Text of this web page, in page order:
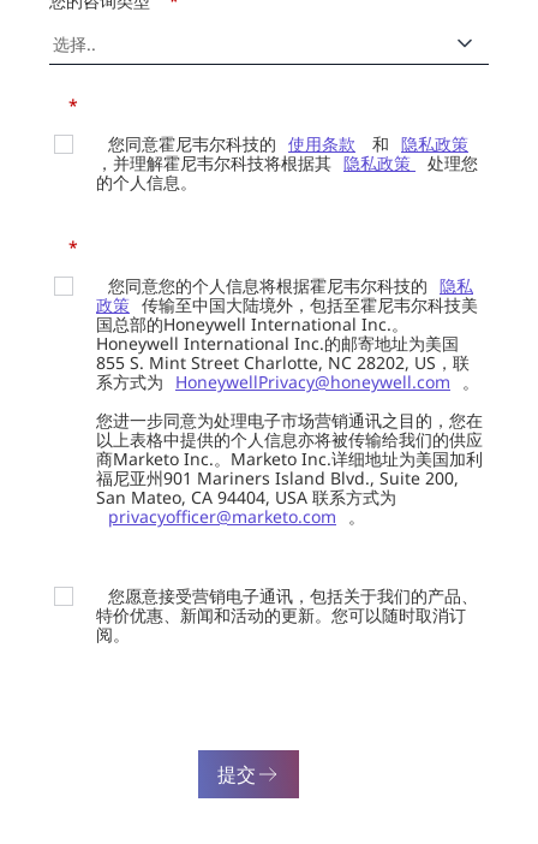
*
您同意霍尼韦尔科技的 使用条款 和 隐私政策
，并理解霍尼韦尔科技将根据其 隐私政策
处理您
的个人信息。
*
您同意您的个人信息将根据霍尼韦尔科技的 隐私
政策 传输至中国大陆境外，包括至霍尼韦尔科技美
国总部的Honeywell International Inc.。
Honeywell International Inc.的邮寄地址为美国
855 S. Mint Street Charlotte, NC 28202, US，联
系方式为
HoneywellPrivacy@honeywell.com
。
您进一步同意为处理电子市场营销通讯之目的，您在
以上表格中提供的个人信息亦将被传输给我们的供应
商Marketo Inc.。Marketo Inc.详细地址为美国加利
福尼亚州901 Mariners Island Blvd., Suite 200,
San Mateo, CA 94404, USA 联系方式为
privacyofficer@marketo.com
。
您愿意接受营销电子通讯，包括关于我们的产品、
特价优惠、新闻和活动的更新。您可以随时取消订
阅。
提交